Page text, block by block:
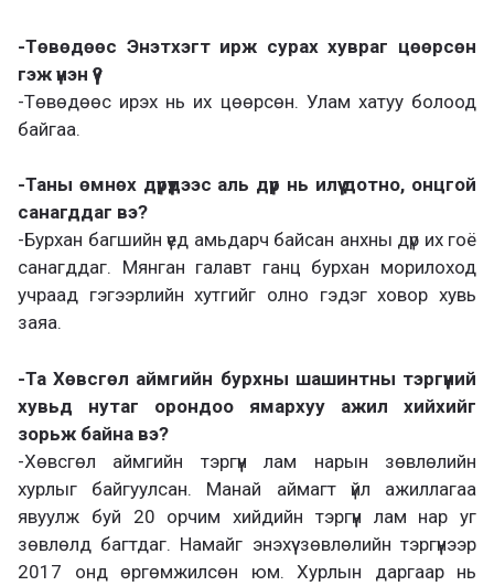
-Төвөдөөс Энэтхэгт ирж сурах хувраг цөөрсөн
гэж үнэн үү?
-Төвөдөөс ирэх нь их цөөрсөн. Улам хатуу болоод
байгаа.
-Таны өмнөх дүрүүдээс аль дүр нь илүү дотно, онцгой
санагддаг вэ?
-Бурхан багшийн үед амьдарч байсан анхны дүр их гоё
санагддаг. Мянган галавт ганц бурхан морилоход
учраад гэгээрлийн хутгийг олно гэдэг ховор хувь
заяа.
-Та Хөвсгөл аймгийн бурхны шашинтны тэргүүний
хувьд нутаг орондоо ямархуу ажил хийхийг
зорьж байна вэ?
-Хөвсгөл аймгийн тэргүүн лам нарын зөвлөлийн
хурлыг байгуулсан. Манай аймагт үйл ажиллагаа
явуулж буй 20 орчим хийдийн тэргүүн лам нар уг
зөвлөлд багтдаг. Намайг энэхүү зөвлөлийн тэргүүнээр
2017 онд өргөмжилсөн юм. Хурлын даргаар нь